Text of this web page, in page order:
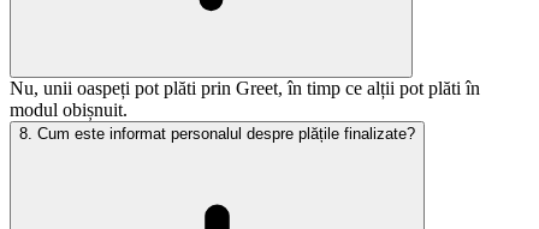
Nu, unii oaspeți pot plăti prin Greet, în timp ce alții pot plăti în
modul obișnuit.
8. Cum este informat personalul despre plățile finalizate?